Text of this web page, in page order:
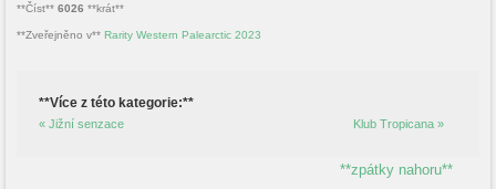
**Číst** 6026 **krát**
**Zveřejněno v** Rarity Western Palearctic 2023
**Více z této kategorie:**
« Jižní senzace Klub Tropicana »
**zpátky nahoru**